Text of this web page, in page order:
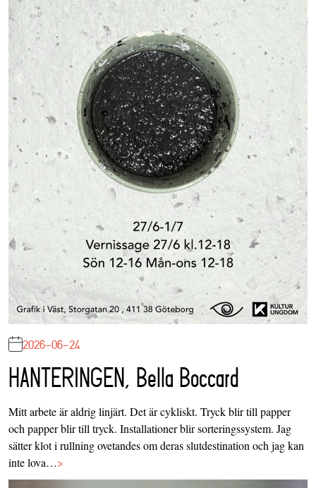
2026-06-24
HANTERINGEN, Bella Boccard
Mitt arbete är aldrig linjärt. Det är cykliskt. Tryck blir till papper
och papper blir till tryck. Installationer blir sorteringssystem. Jag
sätter klot i rullning ovetandes om deras slutdestination och jag kan
inte lova…>